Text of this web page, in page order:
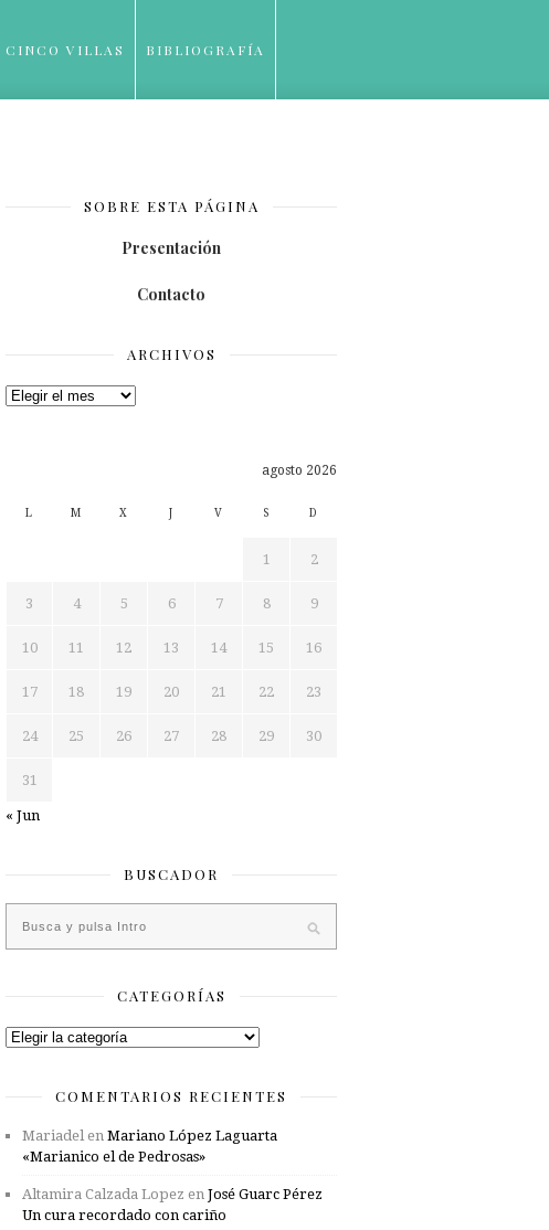
CINCO VILLAS BIBLIOGRAFÍA
SOBRE ESTA PÁGINA
Presentación
Contacto
ARCHIVOS
Archivos
agosto 2026
L M X J V S D
1 2
3 4 5 6 7 8 9
10 11 12 13 14 15 16
17 18 19 20 21 22 23
24 25 26 27 28 29 30
31
« Jun
BUSCADOR
CATEGORÍAS
Categorías
COMENTARIOS RECIENTES
Mariadelen Mariano López Laguarta
«Marianico el de Pedrosas»
Altamira Calzada Lopez en José Guarc Pérez
Un cura recordado con cariño